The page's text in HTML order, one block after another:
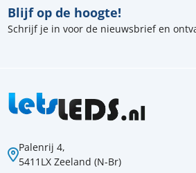
Palenrij 4,
5411LX Zeeland (N-Br)
Blijf op de hoogte!
Schrijf je in voor de nieuwsbrief en